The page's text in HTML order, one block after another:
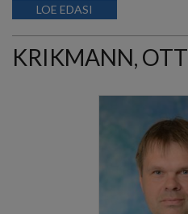
LOE EDASI
KRIKMANN, OTT